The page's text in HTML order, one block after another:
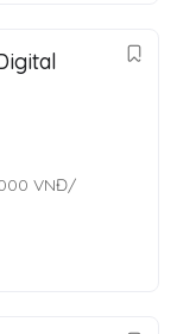
VNĐ/